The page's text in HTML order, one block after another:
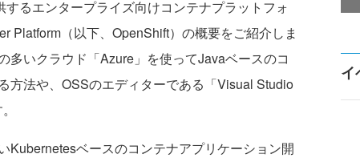
るエンタープライズ向けコンテナプラットフォ
Platform（以下、OpenShift）の概要をご紹介しま
多いクラウド「Azure」を使ってJavaベースのコ
方法や、OSSのエディターである「Visual Studio
ベースのコンテナアプリケーション開
イ